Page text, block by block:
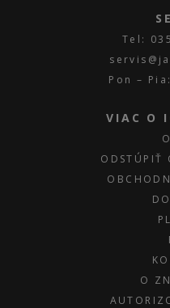
Tel:
Pon –
VIAC O
ODSTÚPIŤ
O